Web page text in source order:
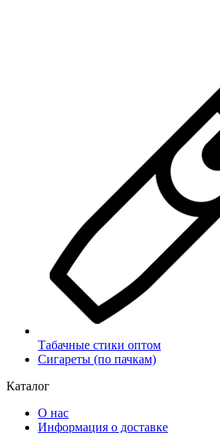
Табачные стики оптом
Сигареты (по пачкам)
Каталог
О нас
Информация о доставке